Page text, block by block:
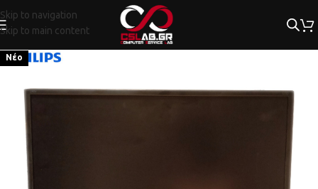
Skip to navigation
Skip to main content
Νέο